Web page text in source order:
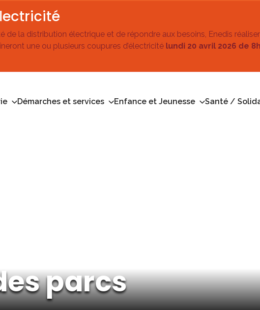
de la distribution électrique et de répondre aux besoins, Enedis
une ou plusieurs coupures d’électricité lundi 20 avril 2026 de
Démarches et services Enfance et Jeunesse Santé /
parcs